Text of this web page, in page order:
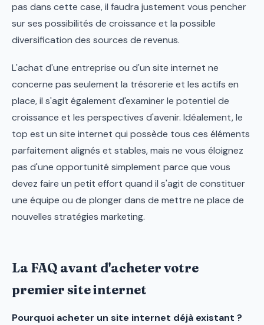
pas dans cette case, il faudra justement vous pencher
sur ses possibilités de croissance et la possible
diversification des sources de revenus.
L'achat d'une entreprise ou d'un site internet ne
concerne pas seulement la trésorerie et les actifs en
place, il s'agit également d'examiner le potentiel de
croissance et les perspectives d'avenir. Idéalement, le
top est un site internet qui possède tous ces éléments
parfaitement alignés et stables, mais ne vous éloignez
pas d'une opportunité simplement parce que vous
devez faire un petit effort quand il s'agit de constituer
une équipe ou de plonger dans de mettre ne place de
nouvelles stratégies marketing.
La FAQ avant d'acheter votre
premier site internet
Pourquoi acheter un site internet déjà existant ?